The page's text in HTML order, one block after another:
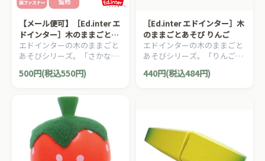
【メール便可】［Ed.inter エ
ドインター］木のままごとあ
そび さかな
エドインターの木のままごと
あそびシリーズ。「さかな」
500円(税込550円)
［Ed.inter エドインター］木
のままごとあそび りんご
エドインターの木のままごと
あそびシリーズ。「りんご」
440円(税込484円)